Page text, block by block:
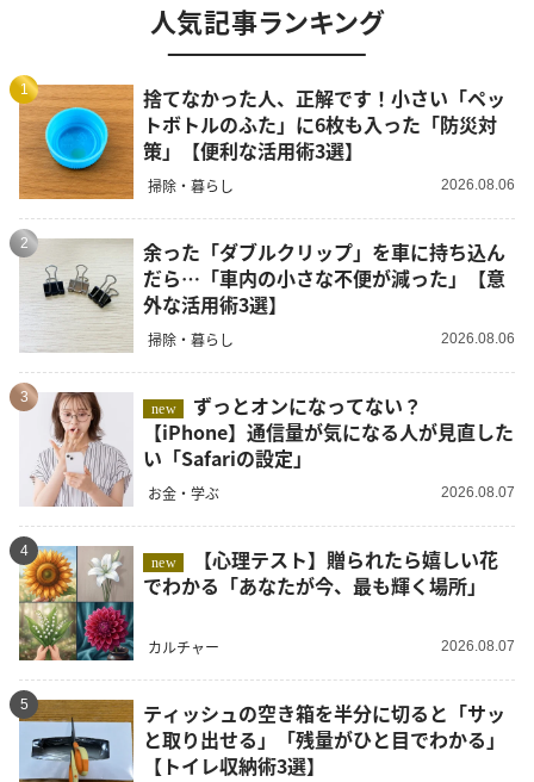
人気記事ランキング
1
捨てなかった人、正解です！小さい「ペッ
トボトルのふた」に6枚も入った「防災対
策」【便利な活用術3選】
掃除・暮らし 2026.08.06
2
余った「ダブルクリップ」を車に持ち込ん
だら…「車内の小さな不便が減った」【意
外な活用術3選】
掃除・暮らし 2026.08.06
3
new
【iPhone】通信量が気になる人が見直した
い「Safariの設定」
お金・学ぶ 2026.08.07
4
new
でわかる「あなたが今、最も輝く場所」
カルチャー 2026.08.07
5
ティッシュの空き箱を半分に切ると「サッ
と取り出せる」「残量がひと目でわかる」
【トイレ収納術3選】